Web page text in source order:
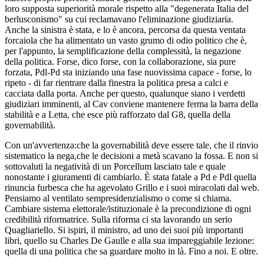
loro supposta superiorità morale rispetto alla "degenerata Italia del
berlusconismo" su cui reclamavano l'eliminazione giudiziaria.
Anche la sinistra è stata, e lo è ancora, percorsa da questa ventata
forcaiola che ha alimentato un vasto grumo di odio politico che è,
per l'appunto, la semplificazione della complessità, la negazione
della politica. Forse, dico forse, con la collaborazione, sia pure
forzata, Pdl-Pd sta iniziando una fase nuovissima capace - forse, lo
ripeto - di far rientrare dalla finestra la politica presa a calci e
cacciata dalla porta. Anche per questo, qualunque siano i verdetti
giudiziari imminenti, al Cav conviene mantenere ferma la barra della
stabilità e a Letta, che esce più rafforzato dal G8, quella della
governabilità.
Con un'avvertenza:che la governabilità deve essere tale, che il rinvio
sistematico la nega,che le decisioni a metà scavano la fossa. E non si
sottovaluti la negatività di un Porcellum lasciato tale e quale
nonostante i giuramenti di cambiarlo. È stata fatale a Pd e Pdl quella
rinuncia furbesca che ha agevolato Grillo e i suoi miracolati dal web.
Pensiamo al ventilato sempresidenzialismo o come si chiama.
Cambiare sistema elettorale/istituzionale è la precondizione di ogni
credibilità riformatrice. Sulla riforma ci sta lavorando un serio
Quagliariello. Si ispiri, il ministro, ad uno dei suoi più importanti
libri, quello su Charles De Gaulle e alla sua impareggiabile lezione:
quella di una politica che sa guardare molto in là. Fino a noi. E oltre.